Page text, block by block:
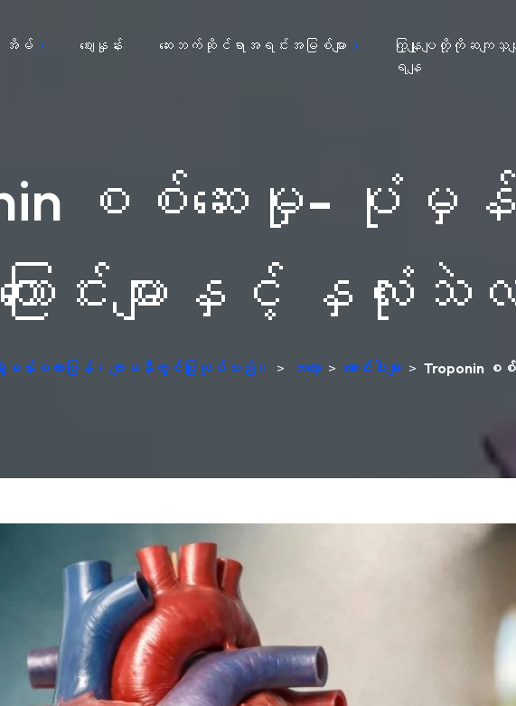
အိမ် ဈေးနှုန်း ဆေးဘက်ဆိုင်ရာအရင်းအမြစ်များ
ကြှနျုပျတို့ကိုဆကျသှ
ရနျ
စစ်ဆေးမှု- ပုံမှန်
ြောင်းများနှင့် နှလုံးသဲ
ခန်းစကားပြန်၊ ဂျာမနီတွင်ပြုလုပ်သည်။ > ဘလော့ > ဆောင်းပါးများ > Troponin စစ်